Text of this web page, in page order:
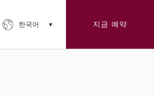
한국어 지금 예약